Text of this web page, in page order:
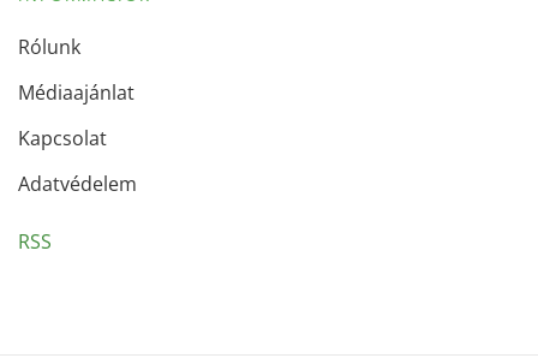
Rólunk
Médiaajánlat
Kapcsolat
Adatvédelem
RSS